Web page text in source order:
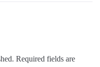
Required fields are